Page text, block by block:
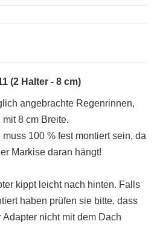
(2 Halter - 8 cm)
angebrachte Regenrinnen,
8 cm Breite.
100 % fest montiert sein, da
Markise daran hängt!
kippt leicht nach hinten. Falls
haben prüfen sie bitte, dass
nicht mit dem Dach